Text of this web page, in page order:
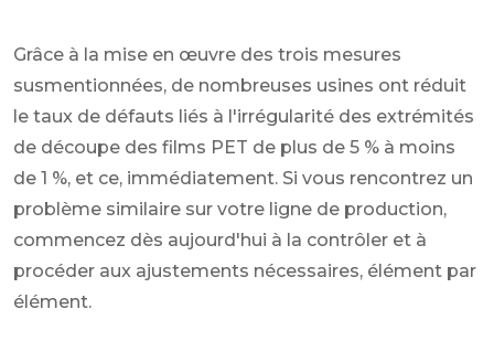
Grâce à la mise en œuvre des trois mesures
susmentionnées, de nombreuses usines ont réduit
le taux de défauts liés à l'irrégularité des extrémités
de découpe des films PET de plus de 5 % à moins
de 1 %, et ce, immédiatement. Si vous rencontrez un
problème similaire sur votre ligne de production,
commencez dès aujourd'hui à la contrôler et à
procéder aux ajustements nécessaires, élément par
élément.